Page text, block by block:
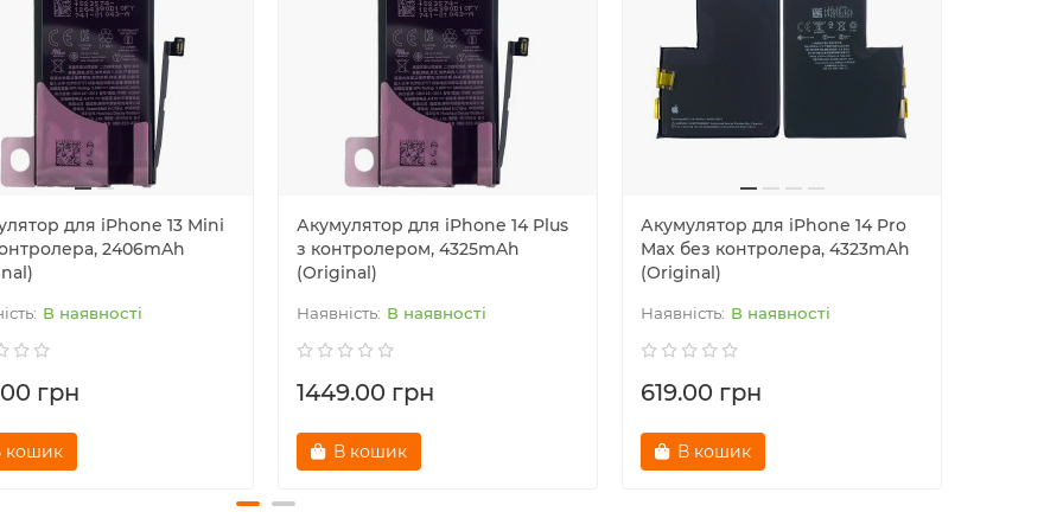
для iPhone 13 Mini
2406mAh
В наявності
грн
кошик
Акумулятор для iPhone 14 Plus
з контролером, 4325mAh
(Original)
В наявності
1449.00 грн
В кошик
Акумулятор для iPhone 14 Pro
Max без контролера, 4323mAh
(Original)
В наявності
619.00 грн
В кошик